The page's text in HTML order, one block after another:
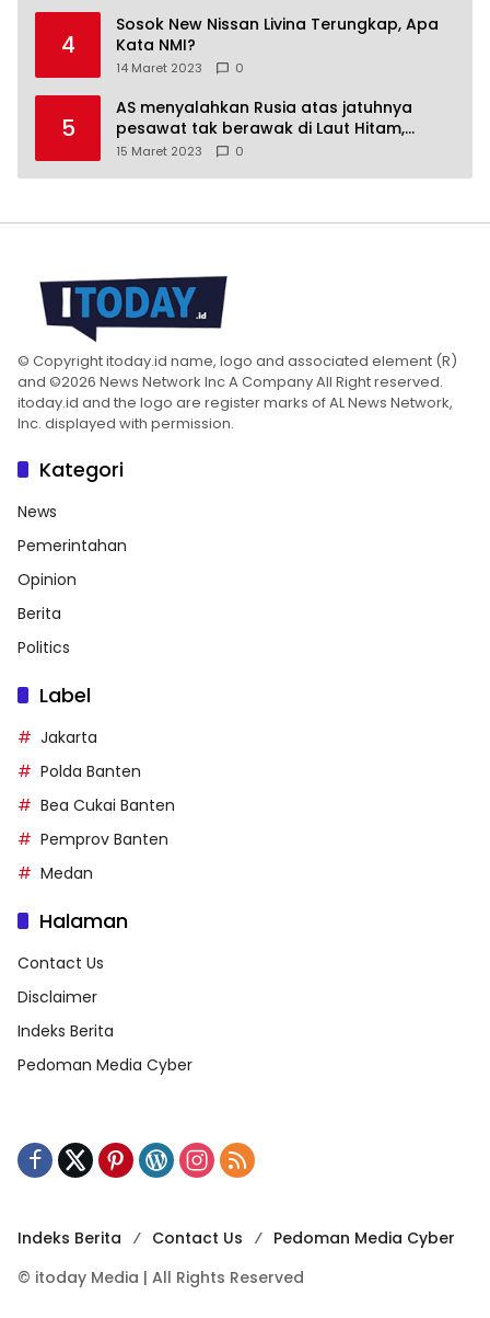
4
Sosok New Nissan Livina Terungkap, Apa
Kata NMI?
14 Maret 2023 0
5
AS menyalahkan Rusia atas jatuhnya
pesawat tak berawak di Laut Hitam,
Moskow menyangkal
15 Maret 2023 0
© Copyright itoday.id name, logo and associated element (R)
and ©2026 News Network Inc A Company All Right reserved.
itoday.id and the logo are register marks of AL News Network,
Inc. displayed with permission.
Kategori
News
Pemerintahan
Opinion
Berita
Politics
Label
Jakarta
Polda Banten
Bea Cukai Banten
Pemprov Banten
Medan
Halaman
Contact Us
Disclaimer
Indeks Berita
Pedoman Media Cyber
Indeks Berita Contact Us
Pedoman Media Cyber
© itoday Media | All Rights Reserved